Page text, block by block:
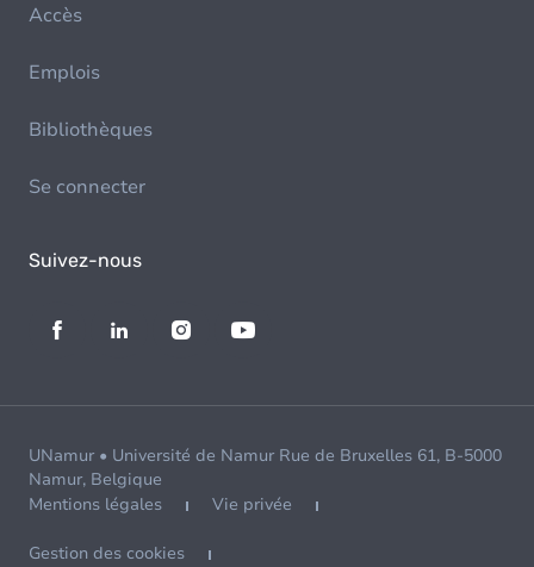
Accès
Emplois
Bibliothèques
Se connecter
Suivez-nous
UNamur • Université de Namur Rue de Bruxelles 61, B-5000
Namur, Belgique
Mentions légales
Vie privée
Gestion des cookies